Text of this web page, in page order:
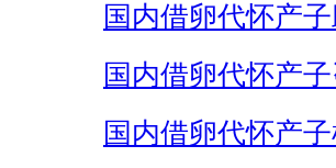
国内借卵代怀产
国内借卵代怀产
国内借卵代怀产